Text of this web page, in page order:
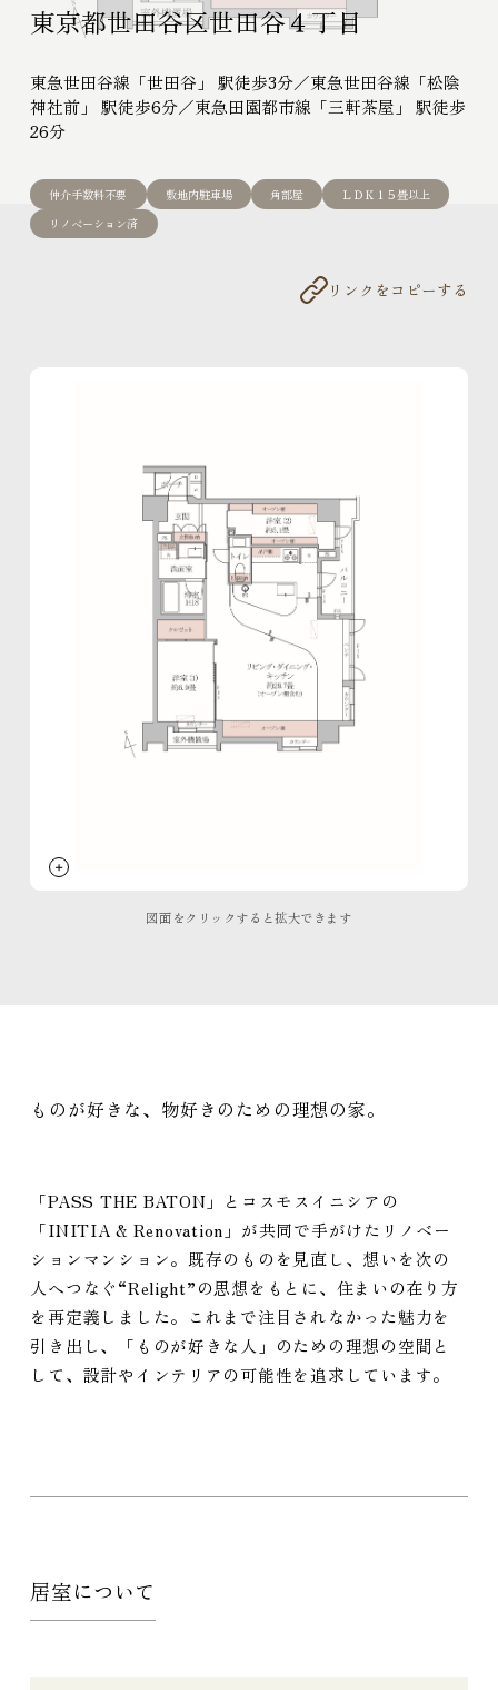
オーダーリノベーション事例
お客さまの声
アフターサービス
私たちのスタンス
新築一戸建
街づくり品質
イニシアラウンジ三田
売却・買い替え・買取りのご相談
サービス＆サポート
住まいのコラム
イニシアのサステナビリティ活動
ご紹介特典
再取引特典
SNS
note
プライバシーポリシー
Cookieポリシーおよび利用者情報の外部送信について
Webサイト利用規約
『コスモスイニシア友の会』会員規約
コーポレートサイト
COPYRIGHT
COSMOS INITIA CO., LTD. ALL RIGHTS RESERVED.
東京都世田谷区世田谷４丁目
東急世田谷線「世田谷」 駅徒歩3分／東急世田谷線「松陰
神社前」 駅徒歩6分／東急田園都市線「三軒茶屋」 駅徒歩
26分
仲介手数料不要 敷地内駐車場 角部屋
ＬＤＫ１５畳以上
リノベーション済
リンクをコピーする
図面をクリックすると拡大できます
ものが好きな、物好きのための理想の家。
「PASS THE BATON」とコスモスイニシアの
「INITIA & Renovation」が共同で手がけたリノベー
ションマンション。既存のものを見直し、想いを次の
人へつなぐ“Relight”の思想をもとに、住まいの在り方
を再定義しました。これまで注目されなかった魅力を
引き出し、「ものが好きな人」のための理想の空間と
して、設計やインテリアの可能性を追求しています。
居室について